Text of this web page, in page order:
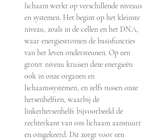
lichaam werkt op verschillende niveaus
en systemen. Het begint op het kleinste
niveau, zoals in de cellen en het DNA,
waar energiestromen de basisfuncties
van het leven ondersteunen. Op een
groter niveau kruisen deze energieën
ook in onze organen en
lichaamssystemen, en zelfs tussen onze
hersenhelften, waarbij de
linkerhersenhelft bijvoorbeeld de
rechterkant van ons lichaam aanstuurt
en omgekeerd. Dit zorgt voor een